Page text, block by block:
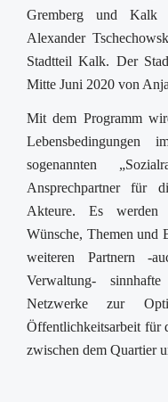
Gremberg und Kalk
Alexander
Stadtteil Kalk. Der
Mitte Juni 2020 von
Mit dem Programm
sogenannten
Ansprechpartner für
Akteure. Es werden
Wünsche, Themen und
weiteren Partnern -
Verwaltung-
Netzwerke zur
Öffentlichkeitsarbeit für
zwischen dem Quartier